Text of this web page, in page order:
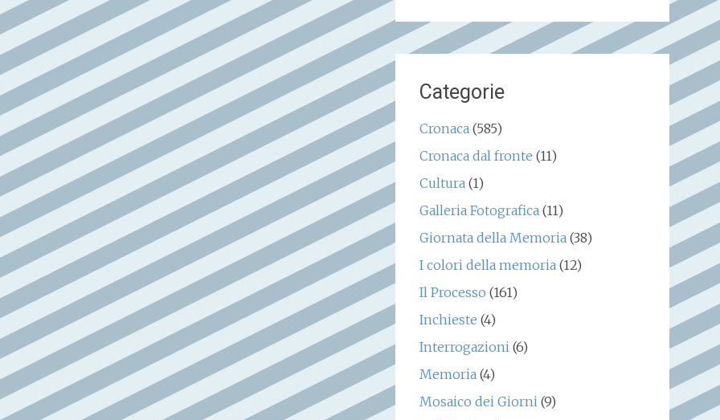
Categorie
Cronaca(585)
Cronaca dal fronte (11)
Cultura(1)
Galleria Fotografica(11)
Giornata della Memoria(38)
I colori della memoria(12)
Il Processo (161)
Inchieste (4)
Interrogazioni(6)
Memoria(4)
Mosaico dei Giorni(9)